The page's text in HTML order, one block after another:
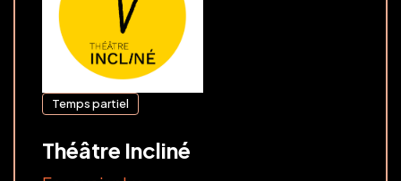
Temps partiel
Théâtre Incliné